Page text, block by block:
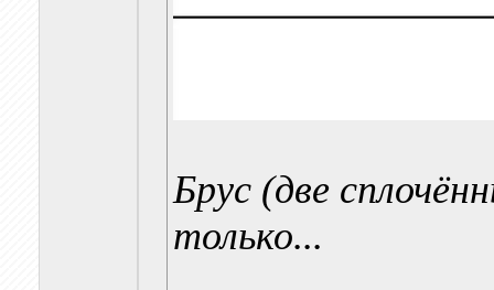
Брус (две
только...